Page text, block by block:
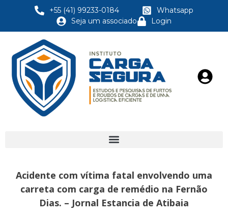
+55 (41) 99233-0184
Whatsapp
Seja um associado
Login
Acidente com vítima fatal envolvendo uma
carreta com carga de remédio na Fernão
Dias. – Jornal Estancia de Atibaia